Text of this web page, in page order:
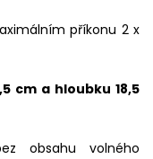
příkonu 2 x
cm a hloubku 18,5
obsahu volného